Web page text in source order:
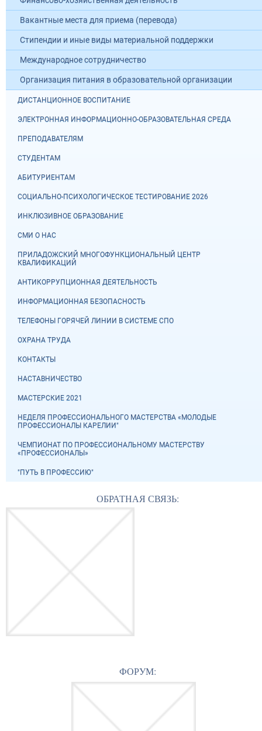
Вакантные места для приема (перевода)
Стипендии и иные виды материальной поддержки
Международное сотрудничество
Организация питания в образовательной организации
ДИСТАНЦИОННОЕ ВОСПИТАНИЕ
ЭЛЕКТРОННАЯ ИНФОРМАЦИОННО-ОБРАЗОВАТЕЛЬНАЯ СРЕДА
ПРЕПОДАВАТЕЛЯМ
СТУДЕНТАМ
АБИТУРИЕНТАМ
СОЦИАЛЬНО-ПСИХОЛОГИЧЕСКОЕ ТЕСТИРОВАНИЕ 2026
ИНКЛЮЗИВНОЕ ОБРАЗОВАНИЕ
СМИ О НАС
ПРИЛАДОЖСКИЙ МНОГОФУНКЦИОНАЛЬНЫЙ ЦЕНТР
КВАЛИФИКАЦИЙ
АНТИКОРРУПЦИОННАЯ ДЕЯТЕЛЬНОСТЬ
ИНФОРМАЦИОННАЯ БЕЗОПАСНОСТЬ
ТЕЛЕФОНЫ ГОРЯЧЕЙ ЛИНИИ В СИСТЕМЕ СПО
ОХРАНА ТРУДА
КОНТАКТЫ
НАСТАВНИЧЕСТВО
МАСТЕРСКИЕ 2021
НЕДЕЛЯ ПРОФЕССИОНАЛЬНОГО МАСТЕРСТВА «МОЛОДЫЕ
ПРОФЕССИОНАЛЫ КАРЕЛИИ"
ЧЕМПИОНАТ ПО ПРОФЕССИОНАЛЬНОМУ МАСТЕРСТВУ
«ПРОФЕССИОНАЛЫ»
"ПУТЬ В ПРОФЕССИЮ"
ОБРАТНАЯ СВЯЗЬ:
ФОРУМ: